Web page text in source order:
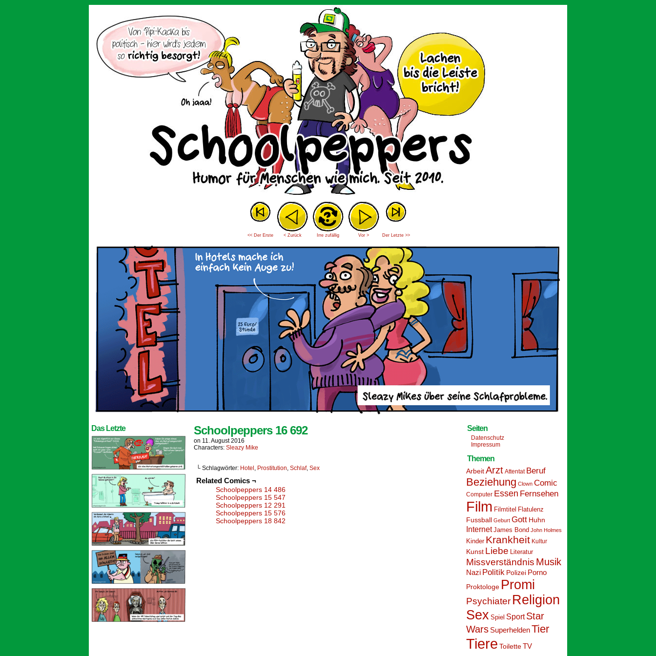
<< Der Erste < Zurück Irre zufällig Vor > Der Letzte >>
Das Letzte Schoolpeppers 16 692
on 11. August 2016
Characters: Sleazy Mike
└ Schlagwörter: Hotel , Prostitution, Schlaf, Sex
Related Comics ¬
Schoolpeppers 14 486
Schoolpeppers 15 547
Schoolpeppers 12 291
Schoolpeppers 15 576
Schoolpeppers 18 842
Seiten
Datenschutz
Impressum
Themen
ArbeitArzt Attentat Beruf
Beziehung Clown Comic
Computer Essen Fernsehen
Film Filmtitel Flatulenz
Fussball Geburt Gott Huhn
Internet James Bond John Holmes
Kinder Krankheit Kultur
Kunst Liebe Literatur
Missverständnis Musik
Nazi Politik Polizei Porno
Proktologe Promi
Psychiater Religion
Sex Spiel Sport Star
Wars SuperheldenTier
Tiere ToiletteTV